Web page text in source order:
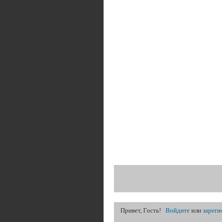
Привет, Гость! Войдите или